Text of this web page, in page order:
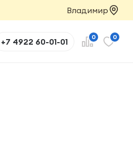
Владимир
+7 4922 60-01-01 0 0